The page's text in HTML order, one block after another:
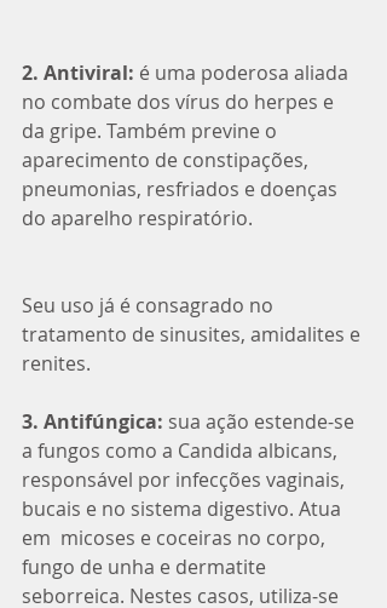
2. Antiviral: é uma poderosa aliada
no combate dos vírus do herpes e
da gripe. Também previne o
aparecimento de constipações,
pneumonias, resfriados e doenças
do aparelho respiratório.
Seu uso já é consagrado no
tratamento de sinusites, amidalites e
renites.
3. Antifúngica: sua ação estende-se
a fungos como a Candida albicans,
responsável por infecções vaginais,
bucais e no sistema digestivo. Atua
em  micoses e coceiras no corpo,
fungo de unha e dermatite
seborreica. Nestes casos, utiliza-se